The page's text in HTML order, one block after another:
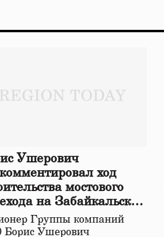
Ушерович
ход
мостового
на Забайкальской
дороге
Группы компаний
Борис Ушерович